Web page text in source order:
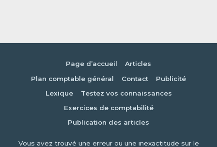
Page d’accueil
Articles
Plan comptable général
Contact
Publicité
Lexique
Testez vos connaissances
Exercices de comptabilité
Publication des articles
Vous avez trouvé une erreur ou une inexactitude sur le